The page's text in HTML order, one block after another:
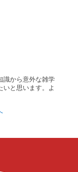
識から意外な雑学
いと思います。よ